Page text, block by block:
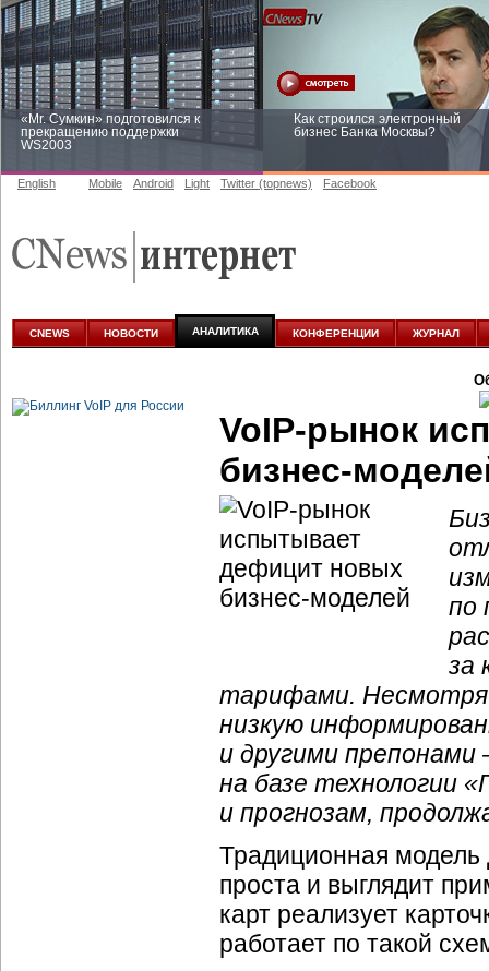
«Mr. Сумкин» подготовился к
прекращению поддержки
WS2003
Как строился электронный
бизнес Банка Москвы?
аналитике
English Mobile Android Light Twitter (topnews) Facebook
CNEWS НОВОСТИ АНАЛИТИКА КОНФЕРЕНЦИИ ЖУРНАЛ
VoIP-рынок
бизнес-
по
за
тарифами. Несмотря
низкую
и другими препонами
на базе технологии
и прогнозам,
Традиционная модель
проста и выглядит
карт реализует
работает по такой